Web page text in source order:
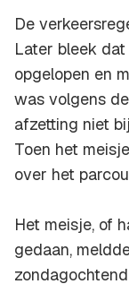
De
Later bleek
opgelopen en
was volgens
afzetting niet
Toen het
over het
Het meisje, of
gedaan,